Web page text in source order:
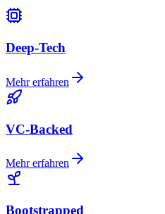
Deep-Tech
Mehr erfahren
VC-Backed
Mehr erfahren
Bootstrapped